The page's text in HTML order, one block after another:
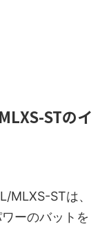
STのイ
MLXS-STは、
ーのバットを